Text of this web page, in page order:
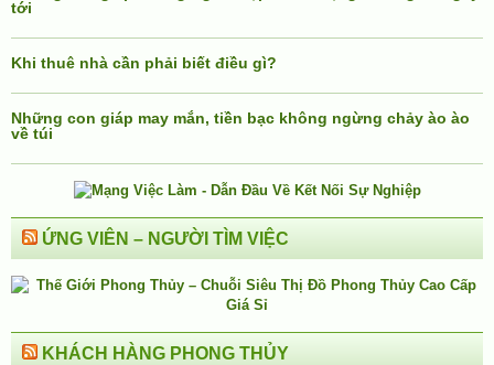
tới
Khi thuê nhà cần phải biết điều gì?
Những con giáp may mắn, tiền bạc không ngừng chảy ào ào
về túi
ỨNG VIÊN – NGƯỜI TÌM VIỆC
KHÁCH HÀNG PHONG THỦY